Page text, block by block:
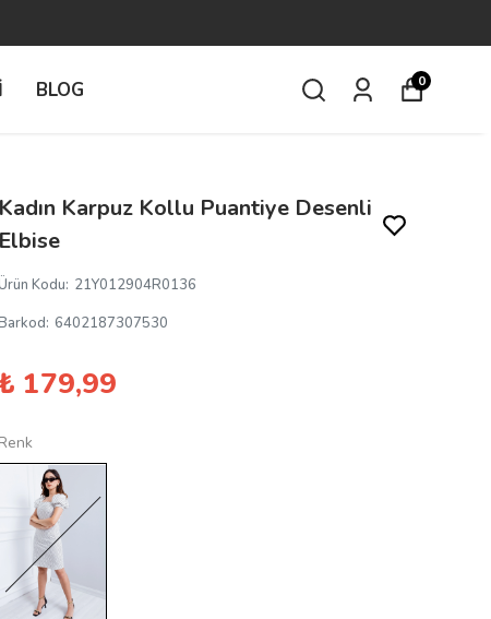
BLOG 0
Kadın Karpuz Kollu Puantiye Desenli
Elbise
Kodu: 21Y012904R0136
: 6402187307530
₺ 179,99
Renk